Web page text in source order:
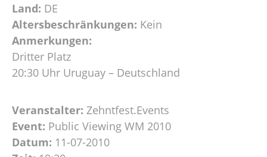
Land: DE
Altersbeschränkungen: Kein
Anmerkungen:
Dritter Platz
20:30 Uhr Uruguay – Deutschland
Veranstalter: Zehntfest.Events
Event: Public Viewing WM 2010
Datum: 11-07-2010